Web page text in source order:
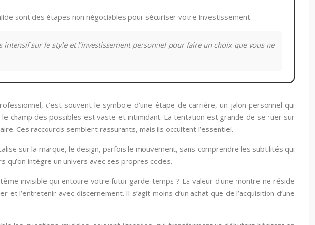
sont des étapes non négociables pour sécuriser votre investissement.
sur le style et l’investissement personnel pour faire un choix que vous ne
c’est souvent le symbole d’une étape de carrière, un jalon personnel qui
champ des possibles est vaste et intimidant. La tentation est grande de se ruer sur
Ces raccourcis semblent rassurants, mais ils occultent l’essentiel.
sur la marque, le design, parfois le mouvement, sans comprendre les subtilités qui
intègre un univers avec ses propres codes.
invisible qui entoure votre futur garde-temps ? La valeur d’une montre ne réside
l’entretenir avec discernement. Il s’agit moins d’un achat que de l’acquisition d’une